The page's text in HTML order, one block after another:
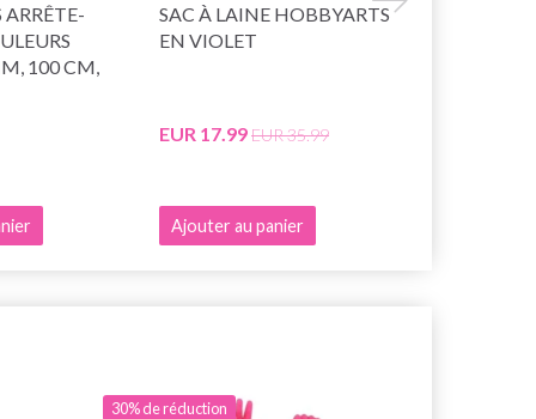
100 CM,
SAC À LAINE HOBBYARTS
EN VIOLET
EUR 17.99EUR 35.99
Ajouter au panier
30% de réduction